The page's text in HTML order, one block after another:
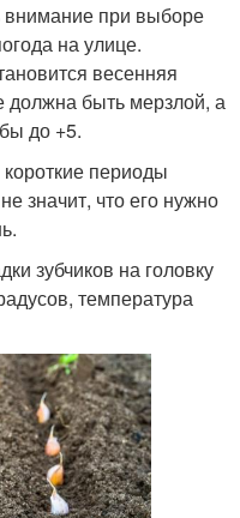
при выборе
на улице.
весенняя
должна быть мерзлой, а
до +5.
периоды
значит, что его нужно
зубчиков на головку
температура